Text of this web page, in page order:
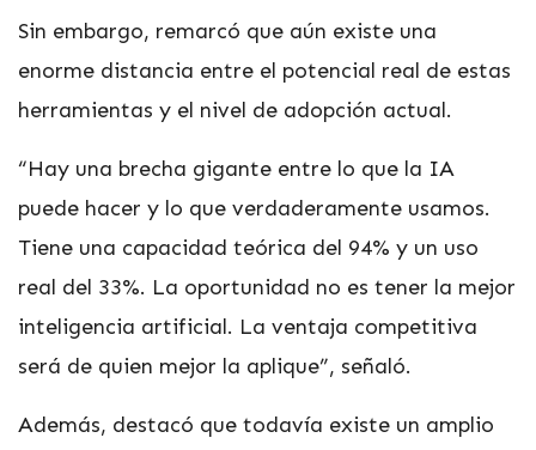
Sin embargo, remarcó que aún existe una
enorme distancia entre el potencial real de estas
herramientas y el nivel de adopción actual.
“Hay una brecha gigante entre lo que la IA
puede hacer y lo que verdaderamente usamos.
Tiene una capacidad teórica del 94% y un uso
real del 33%. La oportunidad no es tener la mejor
inteligencia artificial. La ventaja competitiva
será de quien mejor la aplique”, señaló.
Además, destacó que todavía existe un amplio